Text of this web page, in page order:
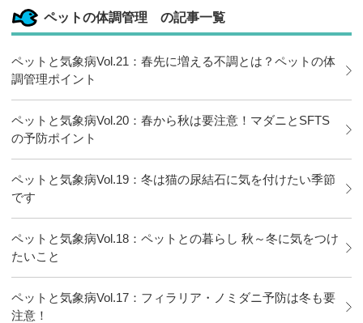
ックマー
クに追加
ペットの体調管理 の記事一覧
ペットと気象病Vol.21：春先に増える不調とは？ペットの体
調管理ポイント
ペットと気象病Vol.20：春から秋は要注意！マダニとSFTS
の予防ポイント
ペットと気象病Vol.19：冬は猫の尿結石に気を付けたい季節
です
ペットと気象病Vol.18：ペットとの暮らし 秋～冬に気をつけ
たいこと
ペットと気象病Vol.17：フィラリア・ノミダニ予防は冬も要
注意！